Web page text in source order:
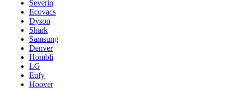
Severin
Ecovacs
Dyson
Shark
Samsung
Denver
Hombli
LG
Eufy
Hoover